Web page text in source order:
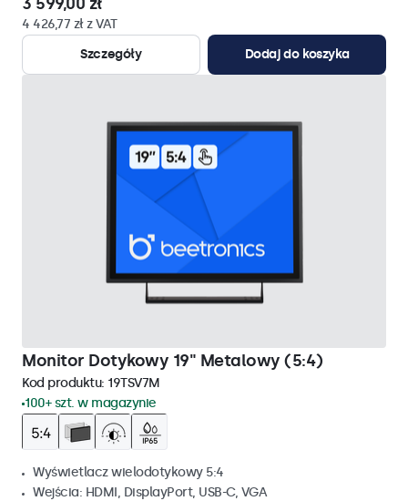
4 426,77 zł z VAT
Szczegóły
Dodaj do koszyka
Monitor Dotykowy 19" Metalowy (5:4)
Kod produktu: 19TSV7M
100+ szt. w magazynie
Wyświetlacz wielodotykowy 5:4
Wejścia: HDMI, DisplayPort, USB-C, VGA